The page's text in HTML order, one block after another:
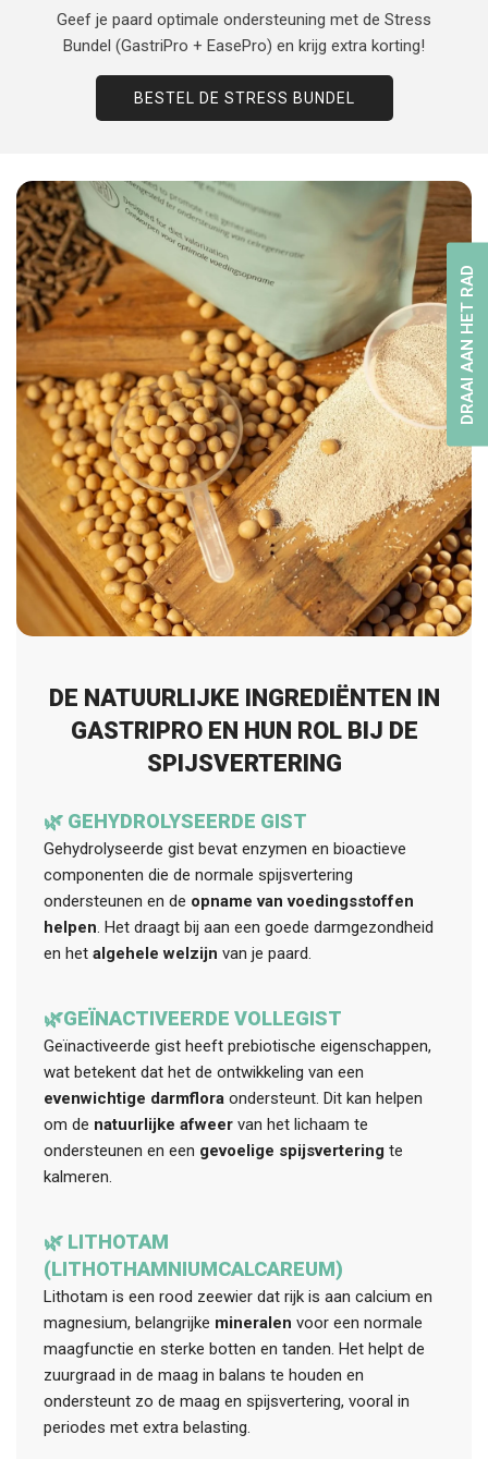
Geef je paard optimale ondersteuning met de Stress
Bundel (GastriPro + EasePro) en krijg extra korting!
BESTEL DE STRESS BUNDEL
DE NATUURLIJKE INGREDIËNTEN IN
GASTRIPRO EN HUN ROL BIJ DE
SPIJSVERTERING
🌿 GEHYDROLYSEERDE GIST
Gehydrolyseerde gist bevat enzymen en bioactieve
componenten die de normale spijsvertering
ondersteunen en de opname van voedingsstoffen
helpen. Het draagt bij aan een goede darmgezondheid
en het algehele welzijn van je paard.
🌿GEÏNACTIVEERDE VOLLEGIST
Geïnactiveerde gist heeft prebiotische eigenschappen,
wat betekent dat het de ontwikkeling van een
evenwichtige darmflora ondersteunt. Dit kan helpen
om de natuurlijke afweer van het lichaam te
ondersteunen en een gevoelige spijsvertering te
kalmeren.
🌿 LITHOTAM
(LITHOTHAMNIUMCALCAREUM)
Lithotam is een rood zeewier dat rijk is aan calcium en
magnesium, belangrijke mineralen voor een normale
maagfunctie en sterke botten en tanden. Het helpt de
zuurgraad in de maag in balans te houden en
ondersteunt zo de maag en spijsvertering, vooral in
periodes met extra belasting.
DRAAI AAN HET RAD